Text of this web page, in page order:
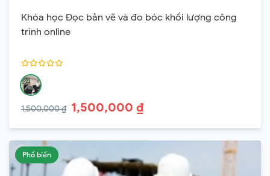
Khóa học Đọc bản vẽ và đo bóc khối lượng công
trình online
1,500,000 ₫ 1,500,000 ₫
Phổ biến